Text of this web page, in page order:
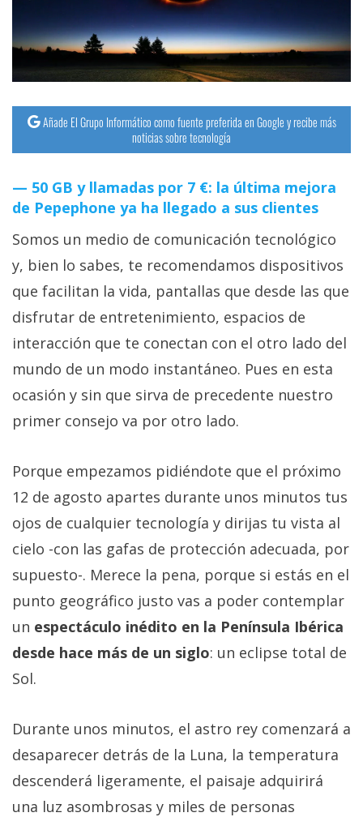
Añade El Grupo Informático como fuente preferida en Google y recibe más
noticias sobre tecnología
50 GB y llamadas por 7 €: la última mejora
de Pepephone ya ha llegado a sus clientes
Somos un medio de comunicación tecnológico
y, bien lo sabes, te recomendamos dispositivos
que facilitan la vida, pantallas que desde las que
disfrutar de entretenimiento, espacios de
interacción que te conectan con el otro lado del
mundo de un modo instantáneo. Pues en esta
ocasión y sin que sirva de precedente nuestro
primer consejo va por otro lado.
Porque empezamos pidiéndote que el próximo
12 de agosto apartes durante unos minutos tus
ojos de cualquier tecnología y dirijas tu vista al
cielo -con las gafas de protección adecuada, por
supuesto-. Merece la pena, porque si estás en el
punto geográfico justo vas a poder contemplar
un espectáculo inédito en la Península Ibérica
desde hace más de un siglo: un eclipse total de
Sol.
Durante unos minutos, el astro rey comenzará a
desaparecer detrás de la Luna, la temperatura
descenderá ligeramente, el paisaje adquirirá
una luz asombrosas y miles de personas